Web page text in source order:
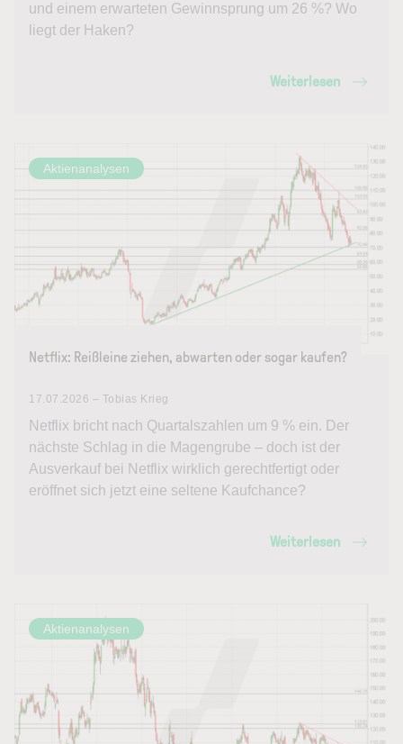
und einem erwarteten Gewinnsprung um 26 %? Wo
liegt der Haken?
Weiterlesen
Aktienanalysen
Netflix: Reißleine ziehen, abwarten oder sogar kaufen?
17.07.2026 – Tobias Krieg
Netflix bricht nach Quartalszahlen um 9 % ein. Der
nächste Schlag in die Magengrube – doch ist der
Ausverkauf bei Netflix wirklich gerechtfertigt oder
eröffnet sich jetzt eine seltene Kaufchance?
Weiterlesen
Aktienanalysen